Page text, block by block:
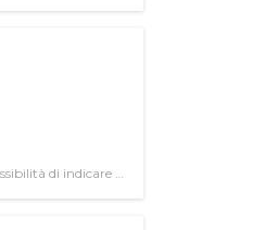
di indicare le